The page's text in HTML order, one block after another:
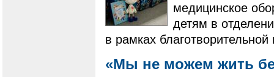
медицинское
детям в
в рамках
«Мы не можем жить